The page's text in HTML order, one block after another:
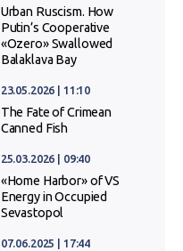
Urban Ruscism. How
Putin’s Cooperative
«Ozero» Swallowed
Balaklava Bay
23.05.2026 | 11:10
The Fate of Crimean
Canned Fish
25.03.2026 | 09:40
«Home Harbor» of VS
Energy in Occupied
Sevastopol
07.06.2025 | 17:44